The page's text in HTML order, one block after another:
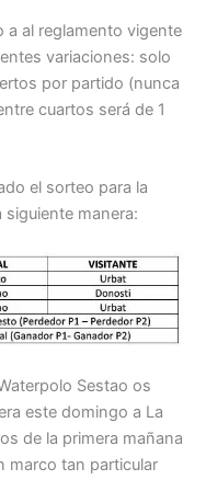
a al reglamento vigente
variaciones: solo
por partido (nunca
cuartos será de 1
el sorteo para la
manera:
Sestao os
este domingo a La
de la primera mañana
marco tan particular